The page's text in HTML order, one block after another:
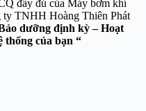
đầy đủ của Máy bơm khí
ty TNHH Hoàng Thiên Phát
dưỡng định kỳ – Hoạt
thống của bạn “